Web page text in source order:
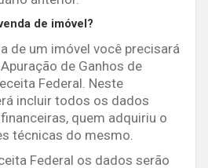
de imóvel?
de um imóvel você precisará
de Ganhos de
Federal. Neste
incluir todos os dados
quem adquiriu o
técnicas do mesmo.
Federal os dados serão